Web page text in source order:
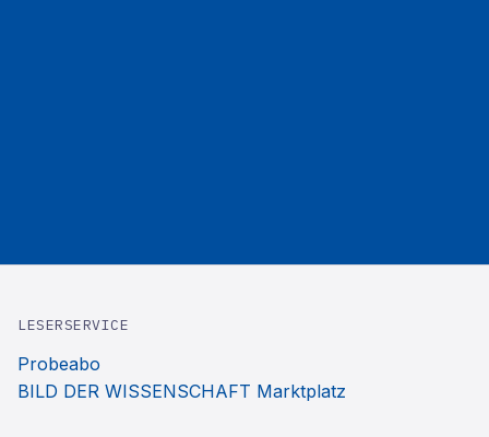
LESERSERVICE
Probeabo
BILD DER WISSENSCHAFT Marktplatz